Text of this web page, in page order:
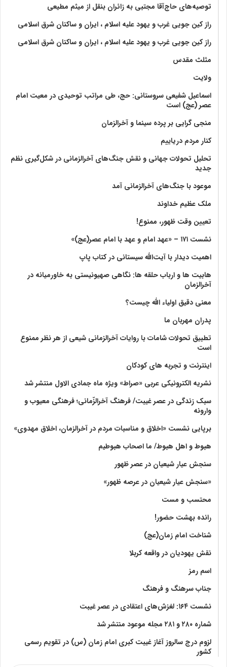
توصیه‌های حاج‌آقا مجتبی به زائران بنقل از میثم مطیعی
راز کین جویی غرب و یهود علیه اسلام ، ایران و ساکنان شرق اسلامی
راز کین جویی غرب و یهود علیه اسلام ، ایران و ساکنان شرق اسلامی
مثلث مقدس
ولايت‏
اسماعیل شفیعی سروستانی: حج، طی مراتب توحیدی در معیت امام
عصر (عج) است
منجی گرایی بر پرده سینما و آخرالزمان
کنار مردم دریاییم
تحلیل تحولات جهانی و نقش جنگ‌های آخرالزمانی در شکل‌گیری نظم
جدید
موعود با جنگ‌های آخرالزمانی آمد
ملک عظیم خداوند
تعیین وقت ظهور، ممنوع!
نشست ۱۷۱ – «عهد امام و عهد با امام عصر(عج)»
اهمیت دیدار با آیت‌الله سیستانی در کتاب پاپ
هابیت ها و ارباب حلقه ها: نگاهی صهیونیستی به خاورمیانه در
آخرالزمان
معنی دقیق اولیاء الله چیست؟
پدران مهربان ما
تطبیق تحولات شامات با روایات آخرالزمانی شیعی از هر نظر ممنوع
است
اینترنت و تجربه های کودکان
نشریه الکترونیکی عربی «صراط» ویژه ماه جمادی الاول منتشر شد
سبک زندگی در عصر غیبت/ فرهنگ آخرالزّمانی؛ فرهنگی معیوب و
وارونه
برپایی نشست «اخلاق و مناسبات مردم در آخرالزمان، اخلاق مهدوی»
هبوط و اهل هبوط/ ما اصحاب هبوطیم
سنجش عیار شیعیان در عصر ظهور
«سنجش عیار شیعیان در عرصه ظهور»
محتسب و مست
رانده بهشت‌ حضور!
شناخت امام زمان(عج)
نقش یهودیان در واقعه کربلا
اسم رمز
جناب سرهنگ و فرهنگ
نشست ۱۶۴: لغزش‌های اعتقادی در عصر غیبت
شماره ۲۸۰ و ۲۸۱ مجله موعود منتشر شد
لزوم درج سالروز آغاز غیبت کبری امام زمان (س) در تقویم رسمی
کشور